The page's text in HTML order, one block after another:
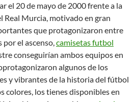
el 20 de mayo de 2000 frente a la
Real Murcia, motivado en gran
que protagonizaron entre
por el ascenso,camisetas futbol
conseguirían ambos equipos en
algunos de los
y vibrantes de la historia del fútbol
colores, los tienes disponibles en